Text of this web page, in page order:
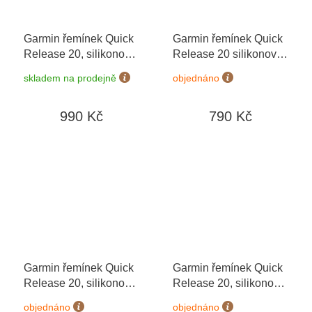
Garmin řemínek Quick
Release 20, silikonový
skladem na prodejně
990 Kč
Garmin řemínek Quick
Release 20 silikonový
objednáno
790 Kč
Garmin řemínek Quick
Release 20, silikonový
modrý, stříbrná přezka
objednáno
Garmin řemínek Quick
Release 20, silikonový
šedý, stříbrná přezka
objednáno